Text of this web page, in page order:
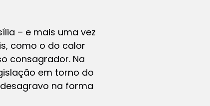
– e mais uma vez
como o do calor
consagrador. Na
em torno do
na forma